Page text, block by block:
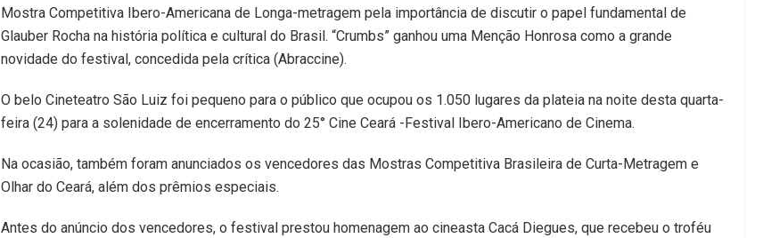
Mostra Competitiva Ibero-Americana de Longa-metragem pela importância de discutir o papel fundamental de
Glauber Rocha na história política e cultural do Brasil. “Crumbs” ganhou uma Menção Honrosa como a grande
novidade do festival, concedida pela crítica (Abraccine).
O belo Cineteatro São Luiz foi pequeno para o público que ocupou os 1.050 lugares da plateia na noite desta quarta-
feira (24) para a solenidade de encerramento do 25° Cine Ceará -Festival Ibero-Americano de Cinema.
Na ocasião, também foram anunciados os vencedores das Mostras Competitiva Brasileira de Curta-Metragem e
Olhar do Ceará, além dos prêmios especiais.
Antes do anúncio dos vencedores, o festival prestou homenagem ao cineasta Cacá Diegues, que recebeu o troféu